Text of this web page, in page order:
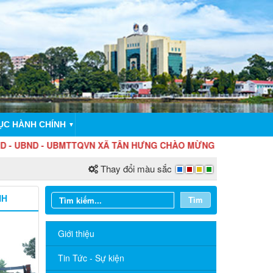
HÀNH CHÍNH ▼
- UBMTTQVN XÃ TÂN HƯNG CHÀO MỪNG THÀNH LẬP THÀNH
Thay đổi màu sắc
Tìm
Giới thiệu
Tin Tức - Sự kiện